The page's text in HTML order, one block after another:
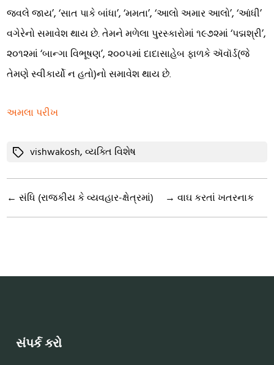
જ્વલે જાય’, ‘સાત પાકે બાંધા’, ‘મમતા’, ‘આલો અમાર આલો’, ‘આંધી’
વગેરેનો સમાવેશ થાય છે. તેમને મળેલા પુરસ્કારોમાં ૧૯૭૨માં ‘પદ્મશ્રી’,
૨૦૧૨માં ‘બાન્ગા વિભૂષણ’, ૨૦૦૫માં દાદાસાહેબ ફાળકે ઍવૉર્ડ(જે
તેમણે સ્વીકાર્યો ન હતો)નો સમાવેશ થાય છે.
અમલા પરીખ
Tagsvishwakosh,વ્યક્તિ વિશેષ
← સંધિ (રાજકીય કે વ્યવહાર-ક્ષેત્રમાં) → વાઘ કરતાં ખતરનાક
સંપર્ક કરો